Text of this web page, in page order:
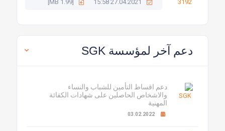
27.04.2021 15:58
دعم آخر لمؤسسة SGK
دعم اقساط التأمين للشباب والنساء
والاشخاص الحاصلين على شهادات الكفائة
المهنية